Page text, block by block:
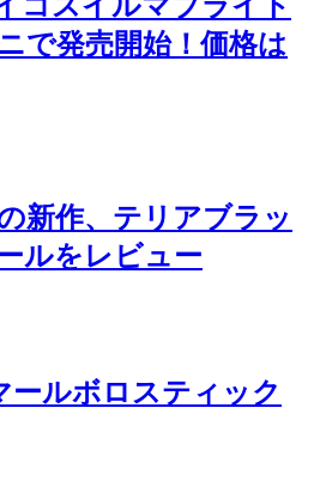
で発売開始！価格は
新作、テリアブラッ
ルをレビュー
ールボロスティック